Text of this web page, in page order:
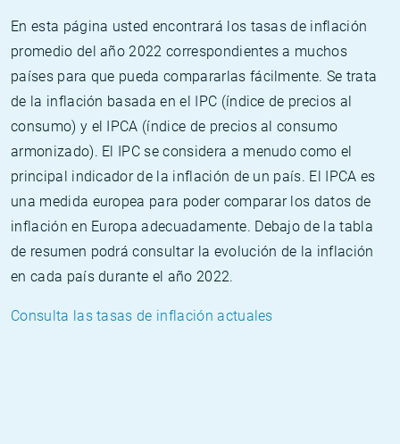
En esta página usted encontrará los tasas de inflación
promedio del año 2022 correspondientes a muchos
países para que pueda compararlas fácilmente. Se trata
de la inflación basada en el IPC (índice de precios al
consumo) y el IPCA (índice de precios al consumo
armonizado). El IPC se considera a menudo como el
principal indicador de la inflación de un país. El IPCA es
una medida europea para poder comparar los datos de
inflación en Europa adecuadamente. Debajo de la tabla
de resumen podrá consultar la evolución de la inflación
en cada país durante el año 2022.
Consulta las tasas de inflación actuales